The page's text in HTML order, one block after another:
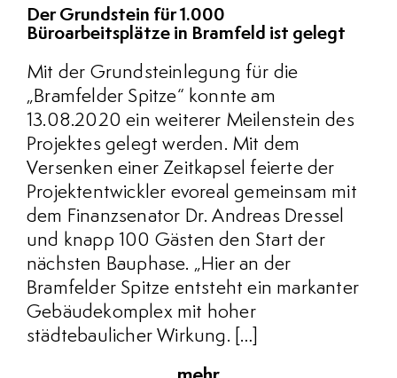
Der Grundstein für 1.000
Büroarbeitsplätze in Bramfeld ist gelegt
Mit der Grundsteinlegung für die
„Bramfelder Spitze“ konnte am
13.08.2020 ein weiterer Meilenstein des
Projektes gelegt werden. Mit dem
Versenken einer Zeitkapsel feierte der
Projektentwickler evoreal gemeinsam mit
dem Finanzsenator Dr. Andreas Dressel
und knapp 100 Gästen den Start der
nächsten Bauphase. „Hier an der
Bramfelder Spitze entsteht ein markanter
Gebäudekomplex mit hoher
städtebaulicher Wirkung. […]